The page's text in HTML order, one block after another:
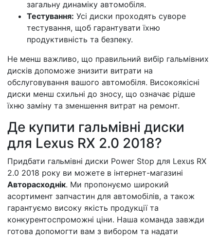
загальну динаміку автомобіля.
Тестування: Усі диски проходять суворе
тестування, щоб гарантувати їхню
продуктивність та безпеку.
Не менш важливо, що правильний вибір гальмівних
дисків допоможе знизити витрати на
обслуговування вашого автомобіля. Високоякісні
диски менш схильні до зносу, що означає рідше
їхню заміну та зменшення витрат на ремонт.
Де купити гальмівні диски
для Lexus RX 2.0 2018?
Придбати гальмівні диски Power Stop для Lexus RX
2.0 2018 року ви можете в інтернет-магазині
Авторасходнік. Ми пропонуємо широкий
асортимент запчастин для автомобілів, а також
гарантуємо високу якість продукції та
конкурентоспроможні ціни. Наша команда завжди
готова допомогти вам з вибором та надати